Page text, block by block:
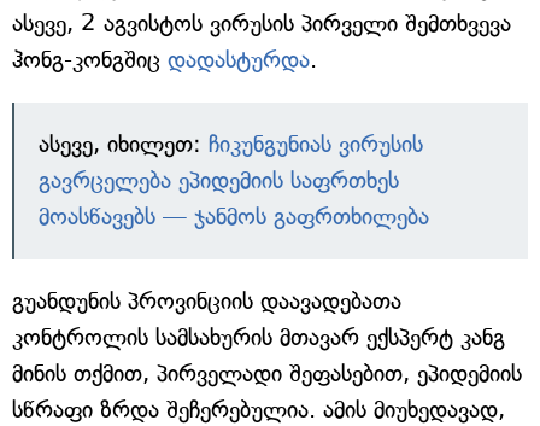
ასევე, 2 აგვისტოს ვირუსის პირველი შემთხვევა
ჰონგ-კონგშიც დადასტურდა.
ასევე, იხილეთ: ჩიკუნგუნიას ვირუსის
გავრცელება ეპიდემიის საფრთხეს
მოასწავებს — ჯანმოს გაფრთხილება
გუანდუნის პროვინციის დაავადებათა
კონტროლის სამსახურის მთავარ ექსპერტ კანგ
მინის თქმით, პირველადი შეფასებით, ეპიდემიის
სწრაფი ზრდა შეჩერებულია. ამის მიუხედავად,